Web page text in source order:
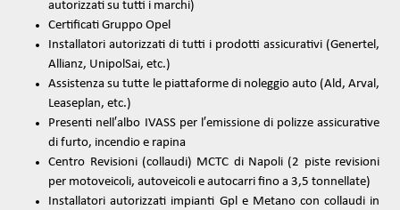
autorizzati su tutti i marchi)
Certificati Gruppo Opel
Installatori autorizzati di tutti i prodotti assicurativi (Genertel,
Allianz, UnipolSai, etc.)
Assistenza su tutte le piattaforme di noleggio auto (Ald, Arval,
Leaseplan, etc.)
Presenti nell′albo IVASS per l′emissione di polizze assicurative
di furto, incendio e rapina
Centro Revisioni (collaudi) MCTC di Napoli (2 piste revisioni
per motoveicoli, autoveicoli e autocarri fino a 3,5 tonnellate)
Installatori autorizzati impianti Gpl e Metano con collaudi in